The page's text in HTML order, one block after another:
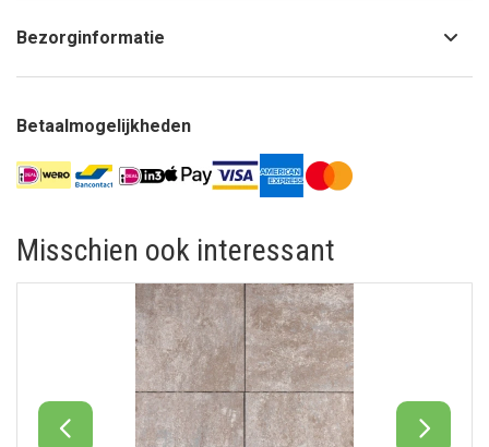
Bezorginformatie
Betaalmogelijkheden
Misschien ook interessant